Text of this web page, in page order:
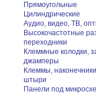
Прямоугольные
Цилиндрические
Аудио, видео, ТВ,
Высокочастотные
переходники
Клеммные колодки,
джамперы
Клеммы,
штыри
Панели под